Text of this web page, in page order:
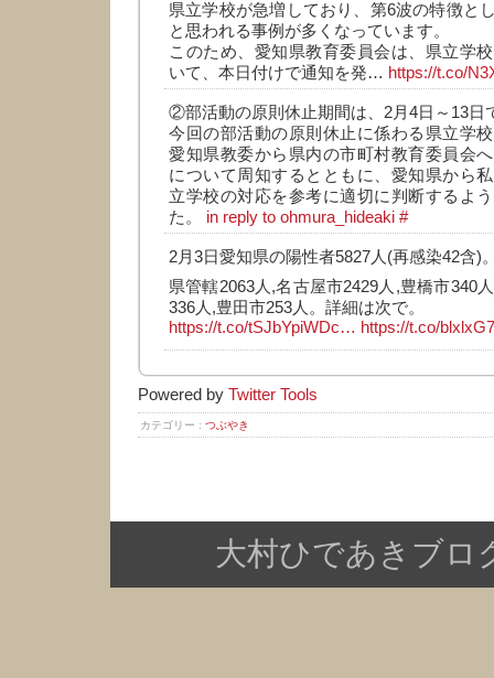
県立学校が急増しており、第6波の特徴と
と思われる事例が多くなっています。
このため、愛知県教育委員会は、県立学
いて、本日付けで通知を発… https://t.co/
②部活動の原則休止期間は、2月4日～13日
今回の部活動の原則休止に係わる県立学
愛知県教委から県内の市町村教育委員会
について周知するとともに、愛知県から
立学校の対応を参考に適切に判断するよ
た。 in reply to ohmura_hideaki #
2月3日愛知県の陽性者5827人(再感染42含)
県管轄2063人,名古屋市2429人,豊橋市340
336人,豊田市253人。詳細は次で。
https://t.co/tSJbYpiWDc… https://t.co/
Powered by Twitter Tools
カテゴリー : つぶやき
大村ひであきブロ